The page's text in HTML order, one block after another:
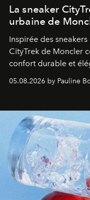
La sneaker
urbaine de
Inspirée des
CityTrek de Moncler
confort durable et
accompagner les
05.08.2026 by Pauline